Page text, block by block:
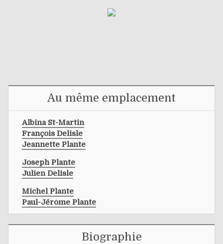
Au même emplacement
Albina St-Martin
François Delisle
Jeannette Plante
Joseph Plante
Julien Delisle
Michel Plante
Paul-Jérôme Plante
Biographie